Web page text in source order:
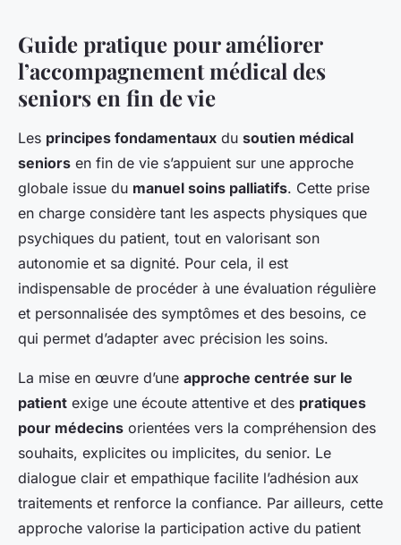
Guide pratique pour améliorer
l’accompagnement médical des
seniors en fin de vie
Les principes fondamentaux du soutien médical
seniors en fin de vie s’appuient sur une approche
globale issue du manuel soins palliatifs. Cette prise
en charge considère tant les aspects physiques que
psychiques du patient, tout en valorisant son
autonomie et sa dignité. Pour cela, il est
indispensable de procéder à une évaluation régulière
et personnalisée des symptômes et des besoins, ce
qui permet d’adapter avec précision les soins.
La mise en œuvre d’une approche centrée sur le
patient exige une écoute attentive et des pratiques
pour médecins orientées vers la compréhension des
souhaits, explicites ou implicites, du senior. Le
dialogue clair et empathique facilite l’adhésion aux
traitements et renforce la confiance. Par ailleurs, cette
approche valorise la participation active du patient